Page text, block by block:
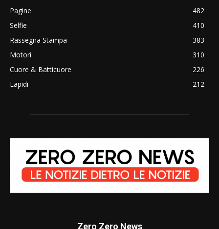
Pagine
482
Selfie
410
Rassegna Stampa
383
Motori
310
Cuore & Batticuore
226
Lapidi
212
Zero Zero News